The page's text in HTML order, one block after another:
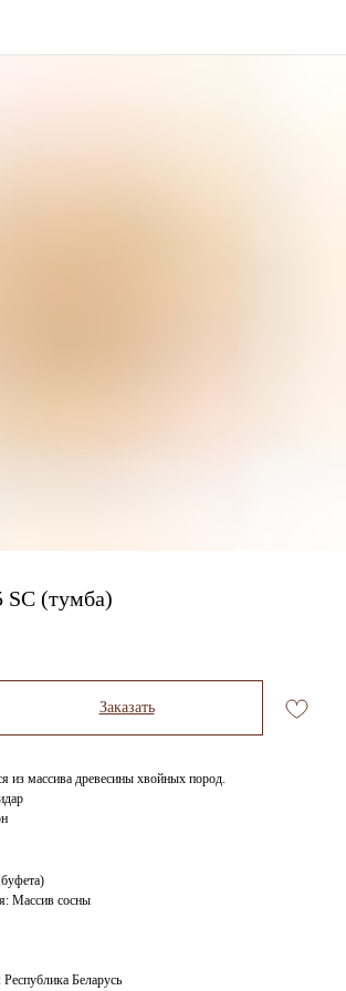
SC (тумба)
Заказать
из массива древесины хвойных пород.
Массив сосны
Беларусь